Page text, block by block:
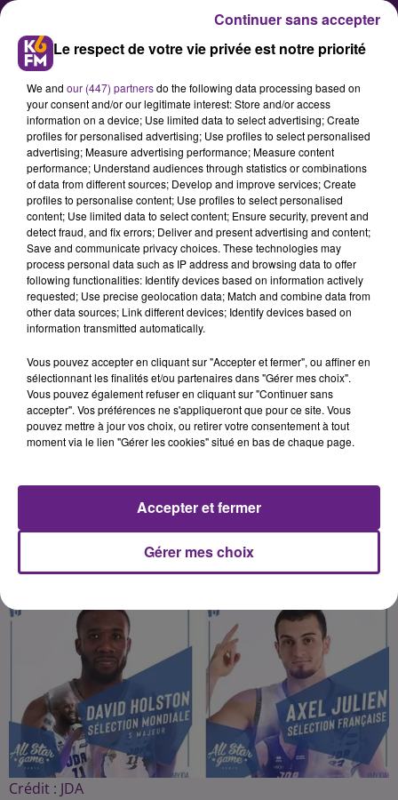
David Holston et Axel Julien
sélectionnés pour le « All Star
Game »
Alors que les basketteurs de la JDA
se sont imposés ce mardi soir en
Coupe d’Europe sur le parquet du
appris dans le même temps que
David Holston et Axel Julien ont été
qualifiés pour participer au « All
Star Game », match de gala qui
l'AccorHotels Arena, à Paris.
Publié : 4 décembre 2019 à 7h50 par la rédaction
Crédit : JDA
Le respect de votre vie privée est notre priorité
We and our (447) partnersdo the following data processing based on
your consent and/or our legitimate interest: Store and/or access
information on a device; Use limited data to select advertising; Create
profiles for personalised advertising; Use profiles to select personalised
advertising; Measure advertising performance; Measure content
performance; Understand audiences through statistics or combinations
of data from different sources; Develop and improve services; Create
profiles to personalise content; Use profiles to select personalised
content; Use limited data to select content; Ensure security, prevent and
detect fraud, and fix errors; Deliver and present advertising and content;
Save and communicate privacy choices. These technologies may
process personal data such as IP address and browsing data to offer
following functionalities: Identify devices based on information actively
requested; Use precise geolocation data; Match and combine data from
other data sources; Link different devices; Identify devices based on
information transmitted automatically.
Vous pouvez accepter en cliquant sur "Accepter et fermer", ou affiner en
sélectionnant les finalités et/ou partenaires dans "Gérer mes choix".
Vous pouvez également refuser en cliquant sur "Continuer sans
accepter". Vos préférences ne s'appliqueront que pour ce site. Vous
pouvez mettre à jour vos choix, ou retirer votre consentement à tout
moment via le lien "Gérer les cookies" situé en bas de chaque page.
Gérer mes choix
Accepter et fermer
Continuer sans accepter